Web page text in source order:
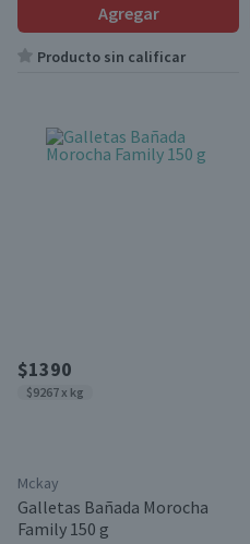
Agregar
Producto sin calificar
$1390
$9267 x kg
Mckay
Galletas Bañada Morocha
Family 150 g